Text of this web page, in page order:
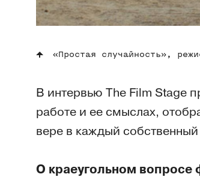
«Простая случайность»,
В интервью The Film Stage
работе и ее смыслах,
вере в каждый
О краеугольном вопросе